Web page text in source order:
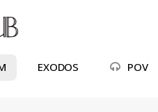
EXODOS POV